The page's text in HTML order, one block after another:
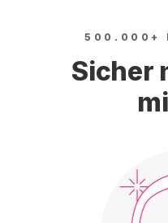
500.000+
Sicher